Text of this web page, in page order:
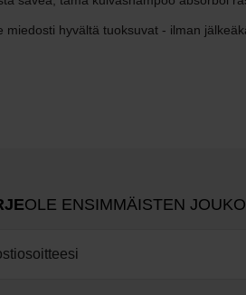
miedosti hyvältä tuoksuvat - ilman
OLE ENSIMMÄISTEN